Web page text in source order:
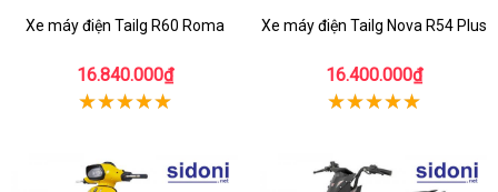
Xe máy điện Tailg R60 Roma
16.840.000₫
Xe máy điện Tailg Nova R54 Plus
16.400.000₫